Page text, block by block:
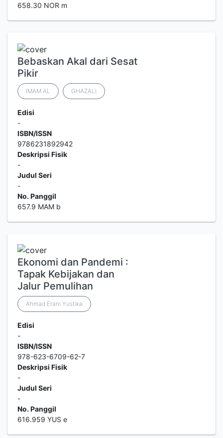
658.30 NOR m
Bebaskan Akal dari Sesat
Pikir
IMAM AL GHAZALI
Edisi
-
ISBN/ISSN
9786231892942
Deskripsi Fisik
-
Judul Seri
-
No. Panggil
657.9 MAM b
Ekonomi dan Pandemi :
Tapak Kebijakan dan
Jalur Pemulihan
Ahmad Erani Yustika
Edisi
-
ISBN/ISSN
978-623-6709-62-7
Deskripsi Fisik
-
Judul Seri
-
No. Panggil
616.959 YUS e